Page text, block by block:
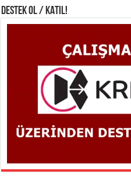
DESTEK OL / KATIL!